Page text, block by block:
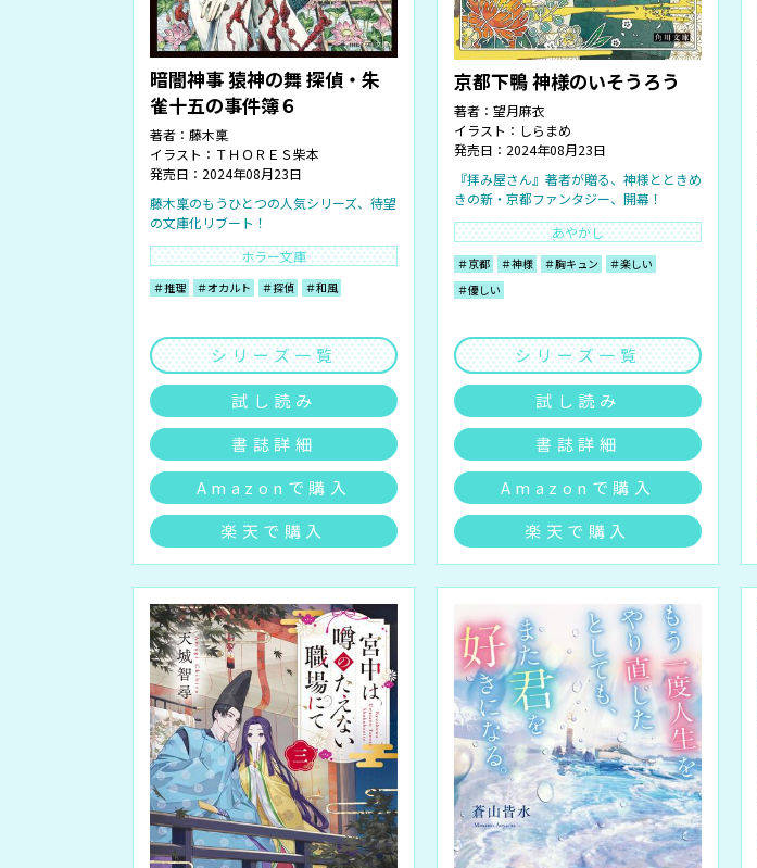
暗闇神事 猿神の舞 探偵・朱
雀十五の事件簿６
著者： 藤木稟
イラスト： ＴＨＯＲＥＳ柴本
発売日：2024年08月23日
藤木稟のもうひとつの人気シリーズ、待望
の文庫化リブート！
ホラー文庫
＃推理 ＃オカルト ＃探偵 ＃和風
シリーズ一覧
試し読み
書誌詳細
Amazonで購入
楽天で購入
京都下鴨 神様のいそうろう
著者： 望月麻衣
イラスト： しらまめ
発売日：2024年08月23日
『拝み屋さん』著者が贈る、神様とときめ
きの新・京都ファンタジー、開幕！
あやかし
＃京都 ＃神様 ＃胸キュン
＃楽しい
＃優しい
シリーズ一覧
試し読み
書誌詳細
Amazonで購入
楽天で購入